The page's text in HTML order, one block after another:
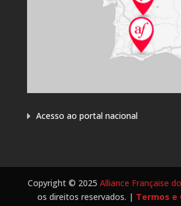
Acesso ao portal nacional
Copyright © 2025 Alliance Française
os direitos reservados. | Termos e